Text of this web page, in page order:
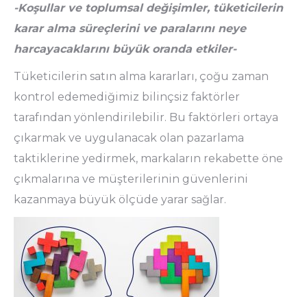
-Koşullar ve toplumsal değişimler, tüketicilerin
karar alma süreçlerini ve paralarını neye
harcayacaklarını büyük oranda etkiler-
Tüketicilerin satın alma kararları, çoğu zaman
kontrol edemediğimiz bilinçsiz faktörler
tarafından yönlendirilebilir. Bu faktörleri ortaya
çıkarmak ve uygulanacak olan pazarlama
taktiklerine yedirmek, markaların rekabette öne
çıkmalarına ve müşterilerinin güvenlerini
kazanmaya büyük ölçüde yarar sağlar.